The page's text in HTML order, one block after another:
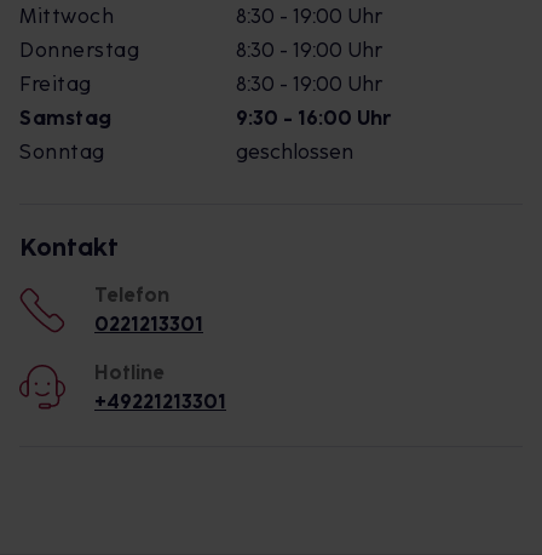
Mittwoch
8:30 - 19:00 Uhr
Donnerstag
8:30 - 19:00 Uhr
Freitag
8:30 - 19:00 Uhr
Samstag
9:30 - 16:00 Uhr
Sonntag
geschlossen
Kontakt
Telefon
0221213301
Hotline
+49221213301